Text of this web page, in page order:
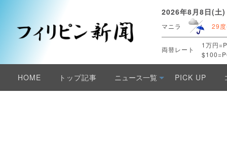
2026年8月8日(土)
マニラ 29度
両替レート
1万円
HOME トップ記事 ニュース一覧 PICK UP